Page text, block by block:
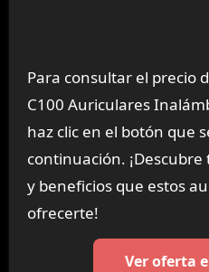
Para consultar el precio
C100 Auriculares
haz clic en el botón que
continuación.
y beneficios que estos
ofrecerte!
Ver oferta